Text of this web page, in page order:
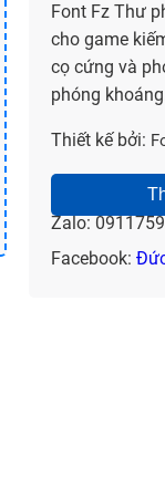
Font Fz Thư
cho game
cọ cứng và
phóng
Thiết kế bởi:
Zalo:
Facebook: